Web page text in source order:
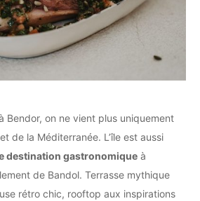
Bendor, on ne vient plus uniquement
de la Méditerranée. L’île est aussi
destination gastronomique à
de Bandol. Terrasse mythique
rétro chic, rooftop aux inspirations